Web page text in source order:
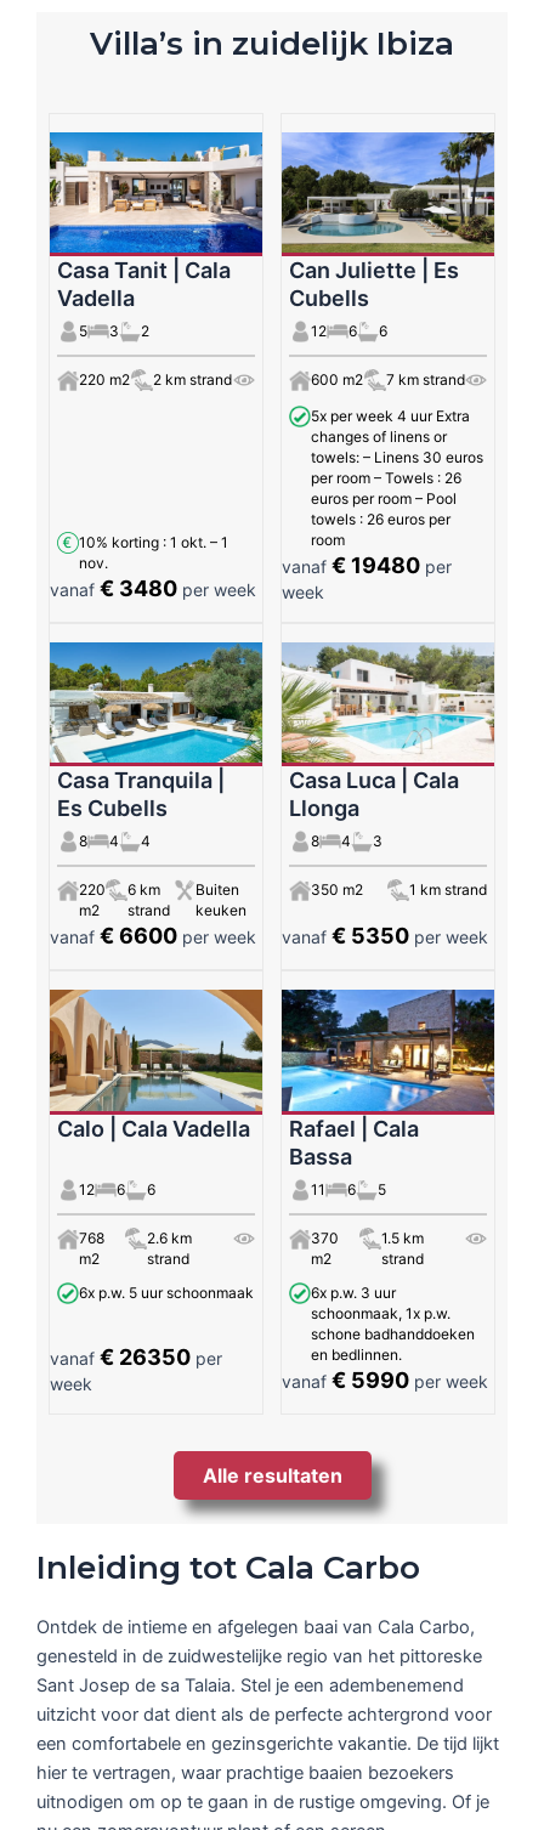
Villa’s in zuidelijk Ibiza
Casa Tanit | Cala
Vadella
5 3 2
220 m2 2 km strand
10% korting : 1 okt. – 1
nov.
vanaf € 3480 per week
Can Juliette | Es
Cubells
12 6 6
600 m2
7 km strand
5x per week 4 uur Extra
changes of linens or
towels: – Linens 30 euros
per room – Towels : 26
euros per room – Pool
towels : 26 euros per
room
vanaf€ 19480 per
week
Casa Tranquila |
Es Cubells
8 4 4
220
m2
6 km
strand
Buiten
keuken
vanaf € 6600 per week
Casa Luca | Cala
Llonga
8 4 3
350 m2 1 km strand
vanaf€ 5350 per week
Calo | Cala Vadella
12 6 6
768
m2
2.6 km
strand
6x p.w. 5 uur schoonmaak
vanaf € 26350 per
week
Rafael | Cala
Bassa
11 6 5
370
m2
1.5 km
strand
6x p.w. 3 uur
schoonmaak, 1x p.w.
schone badhanddoeken
en bedlinnen.
vanaf€ 5990 per week
Alle resultaten
Inleiding tot Cala Carbo
Ontdek de intieme en afgelegen baai van Cala Carbo,
genesteld in de zuidwestelijke regio van het pittoreske
Sant Josep de sa Talaia. Stel je een adembenemend
uitzicht voor dat dient als de perfecte achtergrond voor
een comfortabele en gezinsgerichte vakantie. De tijd lijkt
hier te vertragen, waar prachtige baaien bezoekers
uitnodigen om op te gaan in de rustige omgeving. Of je